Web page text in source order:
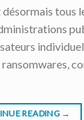
tous
READING →